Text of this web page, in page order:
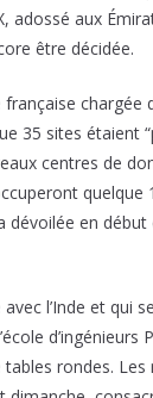
adossé aux
être décidée.
chargée
35 sites étaient
centres de
quelque
dévoilée en début
l’Inde et qui
d’ingénieurs
rondes. Les